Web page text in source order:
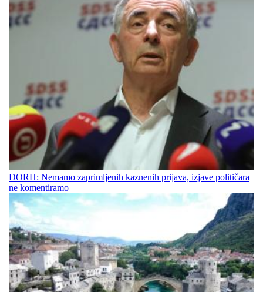
DORH: Nemamo zaprimljenih kaznenih prijava, izjave političara
ne komentiramo